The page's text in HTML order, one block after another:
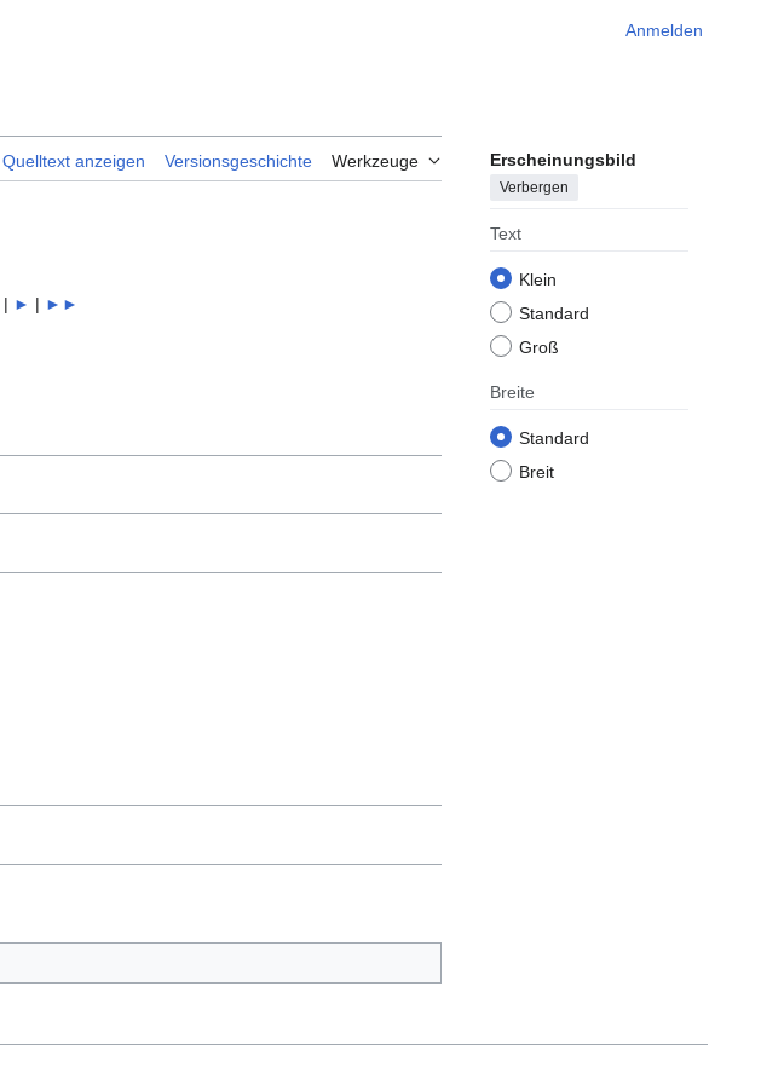
Anmelden
Quelltext anzeigen Versionsgeschichte Werkzeuge Erscheinungsbild
Verbergen
Text
Klein
Standard
Groß
Breite
Standard
Breit
| ► | ►►